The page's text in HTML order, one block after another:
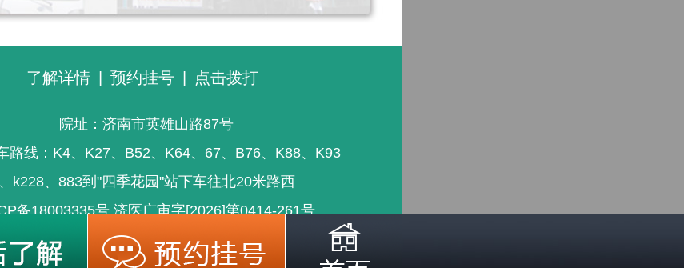
了解详情 预约挂号 点击拨打
院址：济南市英雄山路87号
路线：K4、K27、B52、K64、67、B76、K88、K93
、k228、883到"四季花园"站下车往北20米路西
备18003335号济医广审字[2026]第0414-261号
供参考，不能为疾病诊断及医疗的依据，就医请遵照医生诊断